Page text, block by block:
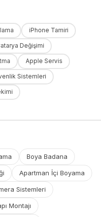
iPhone Tamiri
Değişimi
Apple Servis
Sistemleri
Boya Badana
Apartman İçi Boyama
Sistemleri
Montajı